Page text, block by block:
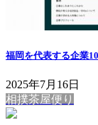
福岡を代表する企業
2025年7月16日
相撲茶屋便り